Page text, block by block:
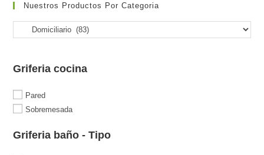
Nuestros Productos Por Categoria
Griferia cocina
Pared
Sobremesada
Griferia baño - Tipo